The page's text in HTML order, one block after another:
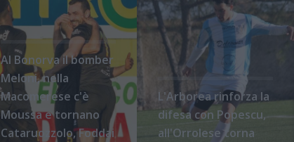
Al Bonorva il bomber
Meloni, nella
Macomerese c'è
Moussa e tornano
Cataruozzolo, Foddai
L'Arborea rinforza la
difesa con Popescu,
all'Orrolese torna